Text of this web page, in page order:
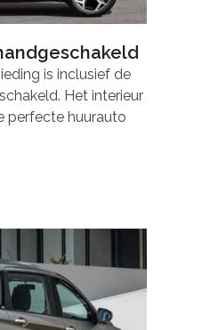
is inclusief de
Het interieur
perfecte huurauto